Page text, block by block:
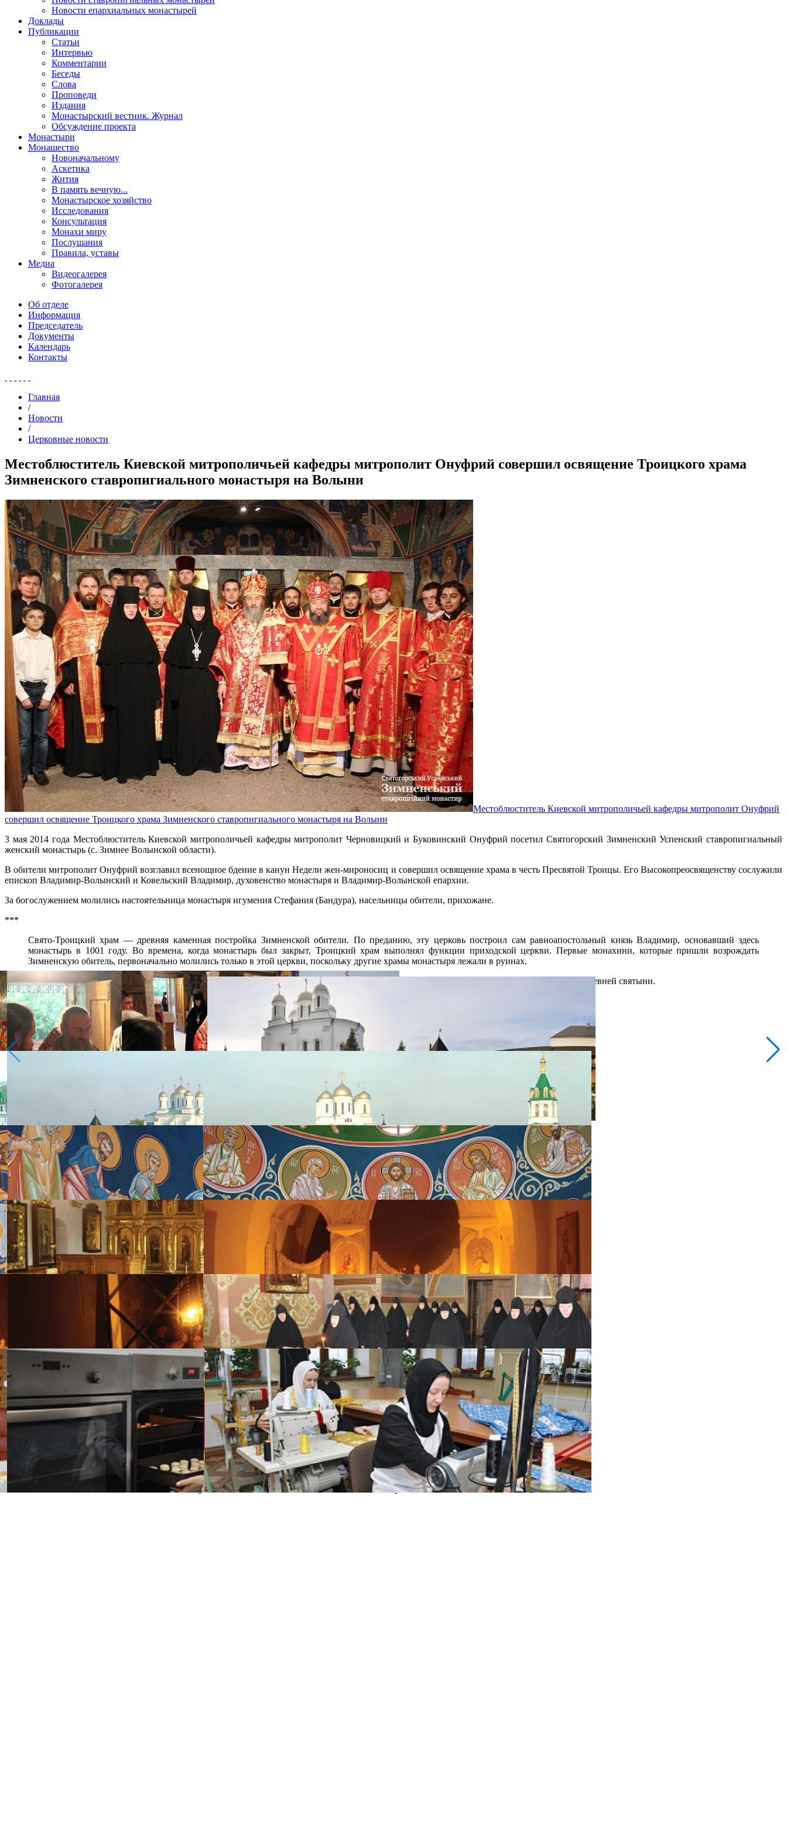
Новости епархиальных монастырей
Доклады
Публикации
Статьи
Интервью
Комментарии
Беседы
Слова
Проповеди
Издания
Монастырский вестник. Журнал
Обсуждение проекта
Монастыри
Монашество
Новоначальному
Аскетика
Жития
В память вечную...
Монастырское хозяйство
Исследования
Консультация
Монахи миру
Послушания
Правила, уставы
Медиа
Видеогалерея
Фотогалерея
Об отделе
Информация
Председатель
Документы
Календарь
Контакты
Главная
/
Новости
/
Церковные новости
Местоблюститель Киевской митрополичьей кафедры митрополит Онуфрий совершил освящение Троицкого храма
Зимненского ставропигиального монастыря на Волыни
Местоблюститель Киевской митрополичьей кафедры митрополит Онуфрий
совершил освящение Троицкого храма Зимненского ставропигиального монастыря на Волыни
3 мая 2014 года Местоблюститель Киевской митрополичьей кафедры митрополит Черновицкий и Буковинский Онуфрий посетил Святогорский Зимненский Успенский ставропигиальный
женский монастырь (с. Зимнее Волынской области).
В обители митрополит Онуфрий возглавил всенощное бдение в канун Недели жен-мироносиц и совершил освящение храма в честь Пресвятой Троицы. Его Высокопреосвященству сослужили
епископ Владимир-Волынский и Ковельский Владимир, духовенство монастыря и Владимир-Волынской епархии.
За богослужением молились настоятельница монастыря игумения Стефания (Бандура), насельницы обители, прихожане.
***
Свято-Троицкий храм — древняя каменная постройка Зимненской обители. По преданию, эту церковь построил сам равноапостольный князь Владимир, основавший здесь
монастырь в 1001 году. Во времена, когда монастырь был закрыт, Троицкий храм выполнял функции приходской церкви. Первые монахини, которые пришли возрождать
Зимненскую обитель, первоначально молились только в этой церкви, поскольку другие храмы монастыря лежали в руинах.
С возрождением монастыря Свято-Троицкий храм получил новую жизнь. Было проведено обстоятельное исследование и реконструкции древней святыни.
Распечатать
Фото